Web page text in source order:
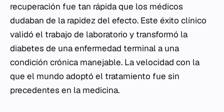
recuperación fue tan rápida que los médicos
dudaban de la rapidez del efecto. Este éxito clínico
validó el trabajo de laboratorio y transformó la
diabetes de una enfermedad terminal a una
condición crónica manejable. La velocidad con la
que el mundo adoptó el tratamiento fue sin
precedentes en la medicina.